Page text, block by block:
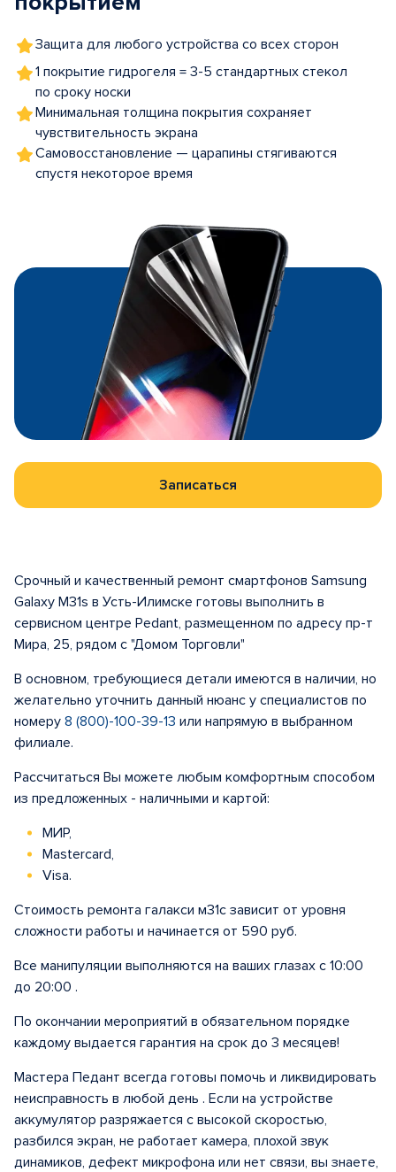
Защита для любого устройства со всех сторон
1 покрытие гидрогеля = 3-5 стандартных стекол
по сроку носки
Минимальная толщина покрытия сохраняет
чувствительность экрана
Самовосстановление — царапины стягиваются
спустя некоторое время
Записаться
Срочный и качественный ремонт смартфонов Samsung
Galaxy M31s в Усть-Илимске готовы выполнить в
сервисном центре Pedant, размещенном по адресу пр-т
Мира, 25, рядом с "Домом Торговли"
В основном, требующиеся детали имеются в наличии, но
желательно уточнить данный нюанс у специалистов по
номеру 8 (800)-100-39-13 или напрямую в выбранном
филиале.
Рассчитаться Вы можете любым комфортным способом
из предложенных - наличными и картой:
МИР,
Mastercard,
Visa.
Стоимость ремонта галакси м31с зависит от уровня
сложности работы и начинается от 590 руб.
Все манипуляции выполняются на ваших глазах с 10:00
до 20:00 .
По окончании мероприятий в обязательном порядке
каждому выдается гарантия на срок до 3 месяцев!
Мастера Педант всегда готовы помочь и ликвидировать
неисправность в любой день . Если на устройстве
аккумулятор разряжается с высокой скоростью,
разбился экран, не работает камера, плохой звук
динамиков, дефект микрофона или нет связи, вы знаете,